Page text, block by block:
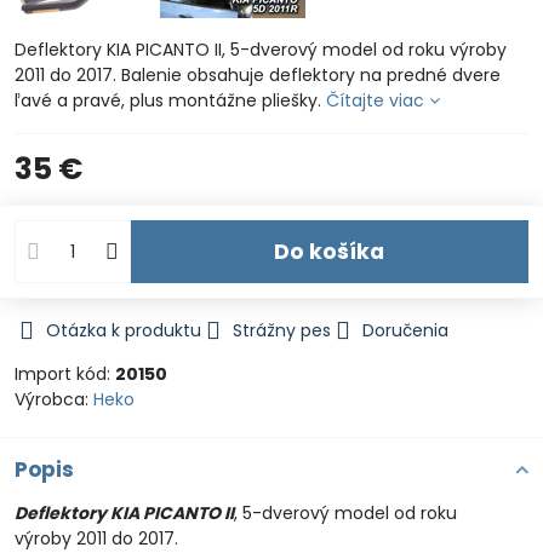
Deflektory KIA PICANTO II, 5-dverový model od roku výroby
2011 do 2017. Balenie obsahuje deflektory na predné dvere
ľavé a pravé, plus montážne pliešky. Čítajte viac
35 €
Do košíka
Otázka k produktu Strážny pes
Doručenia
Import kód: 20150
Výrobca: Heko
Popis
Deflektory KIA PICANTO II, 5-dverový model od roku
výroby 2011 do 2017.